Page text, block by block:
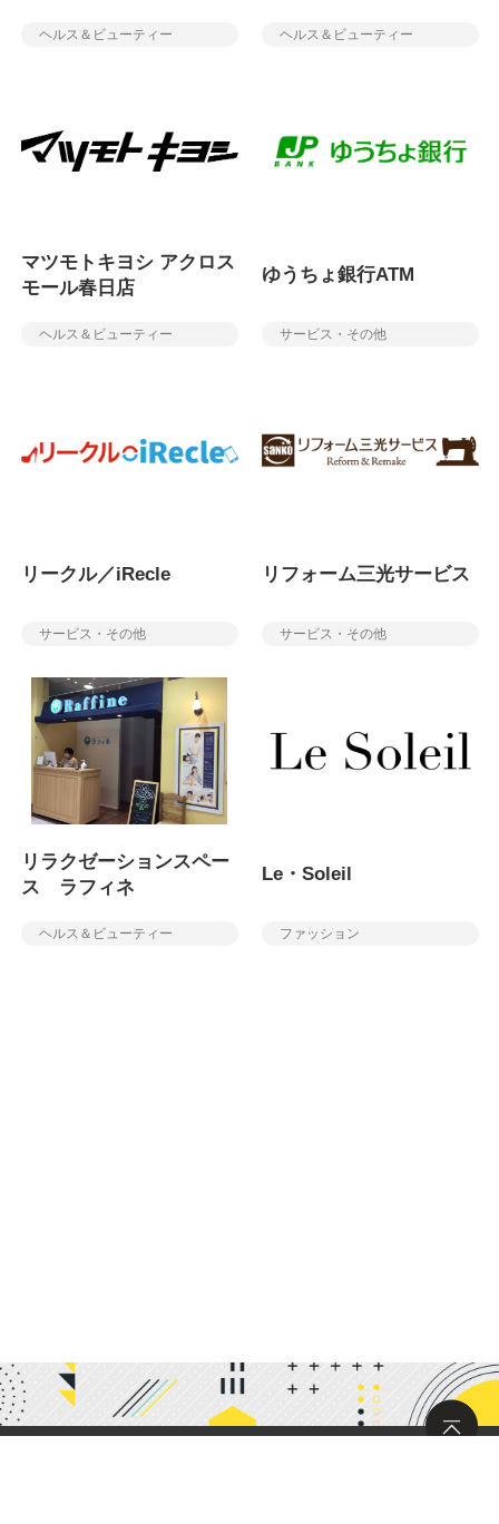
ヘルス＆ビューティー ヘルス＆ビューティー
マツモトキヨシ アクロス
モール春日店
ヘルス＆ビューティー
ゆうちょ銀行ATM
サービス・その他
リークル／iRecle
サービス・その他
リフォーム三光サービス
サービス・その他
リラクゼーションスペー
ス ラフィネ
ヘルス＆ビューティー
Le・Soleil
ファッション